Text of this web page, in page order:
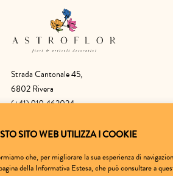
Strada Cantonale 45,
6802 Rivera
(+41) 919 463024
SITO WEB UTILIZZA I COOKIE
che, per migliorare la sua esperienza di
della Informativa Estesa, che può consultare a